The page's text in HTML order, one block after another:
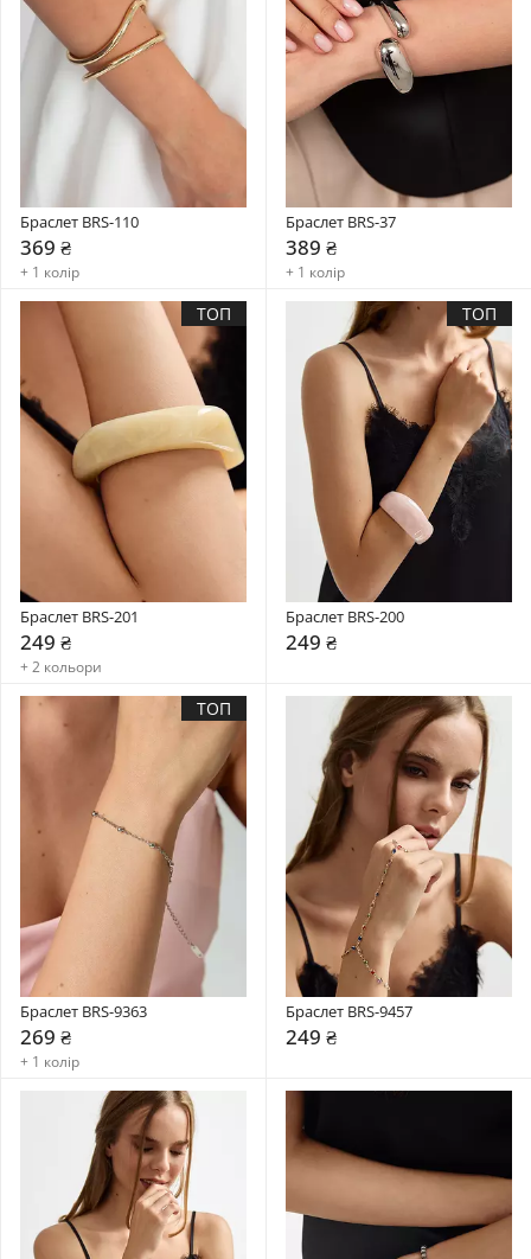
Браслет BRS-110
369 ₴
+ 1 колір
Браслет BRS-37
389 ₴
+ 1 колір
ТОП
Браслет BRS-201
249 ₴
+ 2 кольори
ТОП
Браслет BRS-200
249 ₴
ТОП
Браслет BRS-9363
269 ₴
+ 1 колір
Браслет BRS-9457
249 ₴